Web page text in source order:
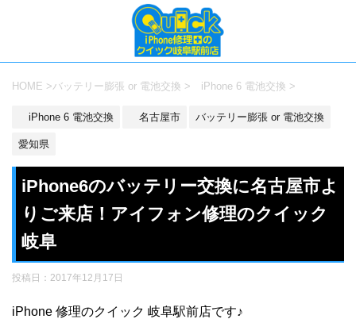
HOME >バッテリー膨張 or 電池交換 > iPhone 6 電池交換 >
iPhone 6 電池交換 名古屋市 バッテリー膨張 or 電池交換
愛知県
iPhone6のバッテリー交換に名古屋市よ
りご来店！アイフォン修理のクイック
岐阜
投稿日： 2017年12月17日
iPhone 修理のクイック 岐阜駅前店です♪